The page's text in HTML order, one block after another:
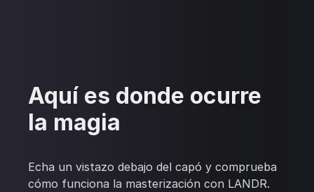
Aquí es donde ocurre
la magia
Echa un vistazo debajo del capó y comprueba
cómo funciona la masterización con LANDR.